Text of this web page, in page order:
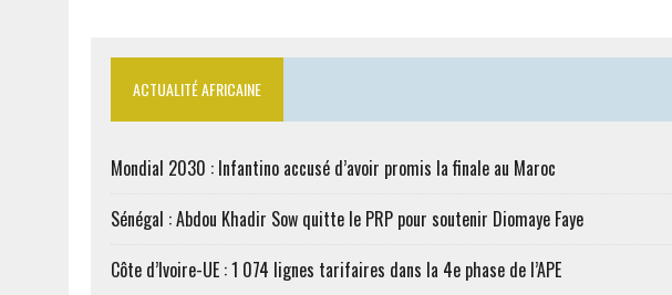
ACTUALITÉ AFRICAINE
Mondial 2030 : Infantino accusé d’avoir promis la finale au Maroc
Sénégal : Abdou Khadir Sow quitte le PRP pour soutenir Diomaye Faye
Côte d’Ivoire-UE : 1 074 lignes tarifaires dans la 4e phase de l’APE